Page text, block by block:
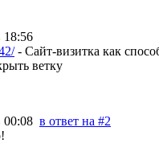
18:56
- Сайт-визитка как
ветку
00:08 в ответ на #2